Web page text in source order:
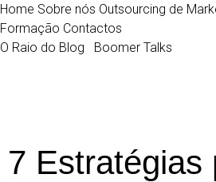
Home Sobre nós Outsourcing de
Formação Contactos
O Raio do Blog
Boomer Talks
7 Estratégias